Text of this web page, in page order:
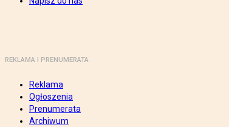
REKLAMA I PRENUMERATA
Reklama
Ogłoszenia
Prenumerata
Archiwum